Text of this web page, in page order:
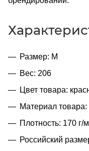
Размер: M
Вес: 206
Цвет товара:
Материал товара:
Плотность: 170 г/
Российский